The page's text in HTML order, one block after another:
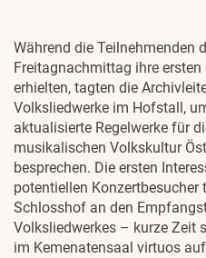
Während die Teilnehmenden
Freitagnachmittag ihre
erhielten, tagten die
Volksliedwerke im Hofstall,
aktualisierte Regelwerke für
musikalischen Volkskultur
besprechen. Die ersten
potentiellen
Schlosshof an den
Volksliedwerkes – kurze Zeit
im Kemenatensaal virtuos